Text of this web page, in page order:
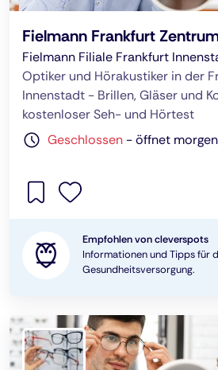
Fielmann Frankfurt
Fielmann Filiale Frankfurt
Optiker und Hörakustiker in der
Innenstadt - Brillen, Gläser und
kostenloser Seh- und Hörtest
Geschlossen -öffnet
Empfohlen von cleverspots
Informationen und Tipps für
Gesundheitsversorgung.